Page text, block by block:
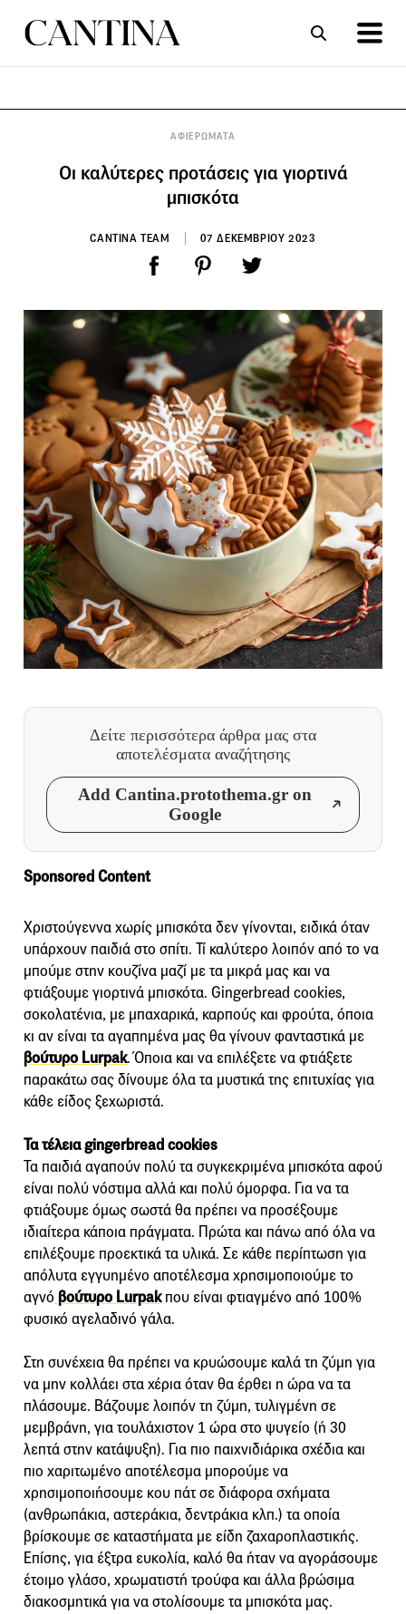
ΑΦΙΕΡΩΜΑΤΑ
Οι καλύτερες προτάσεις για γιορτινά
μπισκότα
CANTINA TEAM 07 ΔΕΚΕΜΒΡΙΟΥ 2023
Δείτε περισσότερα άρθρα μας στα
αποτελέσματα αναζήτησης
Add Cantina.protothema.gr on
Google
Sponsored Content
Χριστούγεννα χωρίς μπισκότα δεν γίνονται, ειδικά όταν
υπάρχουν παιδιά στο σπίτι. Τί καλύτερο λοιπόν από το να
μπούμε στην κουζίνα μαζί με τα μικρά μας και να
φτιάξουμε γιορτινά μπισκότα. Gingerbread cookies,
σοκολατένια, με μπαχαρικά, καρπούς και φρούτα, όποια
κι αν είναι τα αγαπημένα μας θα γίνουν φανταστικά με
βούτυρο Lurpak. Όποια και να επιλέξετε να φτιάξετε
παρακάτω σας δίνουμε όλα τα μυστικά της επιτυχίας για
κάθε είδος ξεχωριστά.
Τα τέλεια gingerbread cookies
Τα παιδιά αγαπούν πολύ τα συγκεκριμένα μπισκότα αφού
είναι πολύ νόστιμα αλλά και πολύ όμορφα. Για να τα
φτιάξουμε όμως σωστά θα πρέπει να προσέξουμε
ιδιαίτερα κάποια πράγματα. Πρώτα και πάνω από όλα να
επιλέξουμε προεκτικά τα υλικά. Σε κάθε περίπτωση για
απόλυτα εγγυημένο αποτέλεσμα χρησιμοποιούμε το
αγνό βούτυρο Lurpakπου είναι φτιαγμένο από 100%
φυσικό αγελαδινό γάλα.
Στη συνέχεια θα πρέπει να κρυώσουμε καλά τη ζύμη για
να μην κολλάει στα χέρια όταν θα έρθει η ώρα να τα
πλάσουμε. Βάζουμε λοιπόν τη ζύμη, τυλιγμένη σε
μεμβράνη, για τουλάχιστον 1 ώρα στο ψυγείο (ή 30
λεπτά στην κατάψυξη). Για πιο παιχνιδιάρικα σχέδια και
πιο χαριτωμένο αποτέλεσμα μπορούμε να
χρησιμοποιήσουμε κου πάτ σε διάφορα σχήματα
(ανθρωπάκια, αστεράκια, δεντράκια κλπ.) τα οποία
βρίσκουμε σε καταστήματα με είδη ζαχαροπλαστικής.
Επίσης, για έξτρα ευκολία, καλό θα ήταν να αγοράσουμε
έτοιμο γλάσο, χρωματιστή τρούφα και άλλα βρώσιμα
διακοσμητικά για να στολίσουμε τα μπισκότα μας.